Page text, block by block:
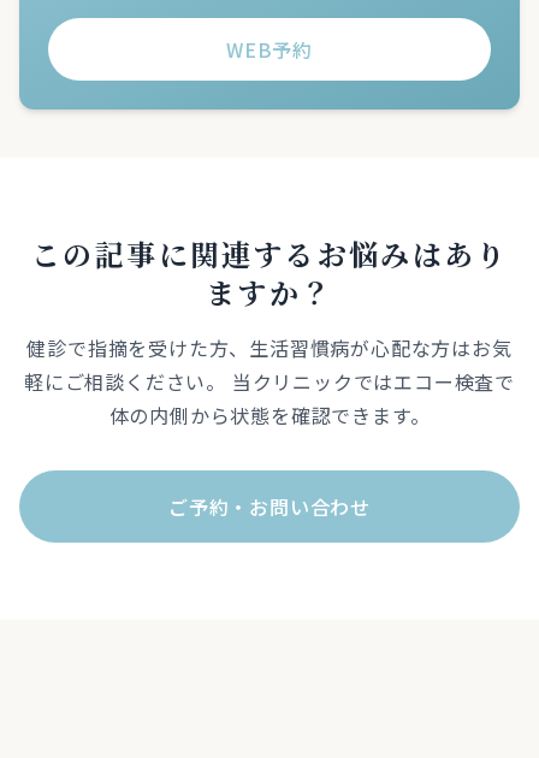
WEB予約
この記事に関連するお悩みはあり
ますか？
健診で指摘を受けた方、生活習慣病が心配な方はお気
軽にご相談ください。 当クリニックではエコー検査で
体の内側から状態を確認できます。
ご予約・お問い合わせ